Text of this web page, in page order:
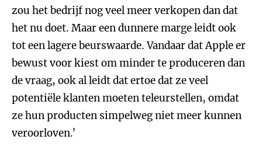
zou het bedrijf nog veel meer verkopen dan dat
het nu doet. Maar een dunnere marge leidt ook
tot een lagere beurswaarde. Vandaar dat Apple er
bewust voor kiest om minder te produceren dan
de vraag, ook al leidt dat ertoe dat ze veel
potentiële klanten moeten teleurstellen, omdat
ze hun producten simpelweg niet meer kunnen
veroorloven.’